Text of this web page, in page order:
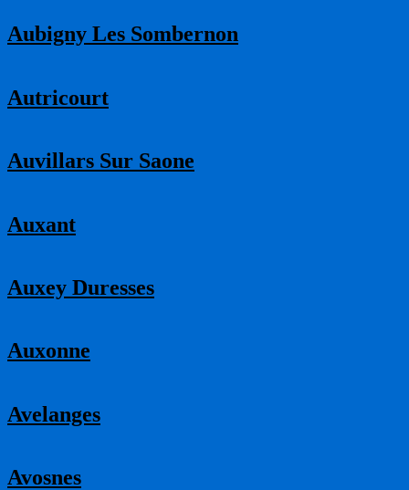
Aubigny Les Sombernon
Autricourt
Auvillars Sur Saone
Auxant
Auxey Duresses
Auxonne
Avelanges
Avosnes